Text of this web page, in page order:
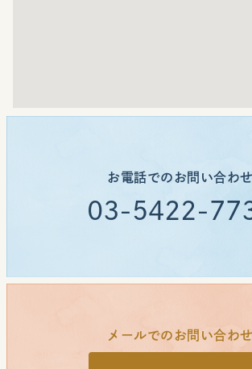
お電話でのお問い合わせ
03-5422-
メールでのお問い合わせ